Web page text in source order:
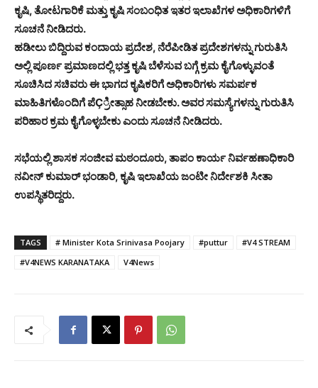
ಕೃಷಿ, ತೋಟಗಾರಿಕೆ ಮತ್ತು ಕೃಷಿ ಸಂಬಂಧಿತ ಇತರ ಇಲಾಖೆಗಳ ಅಧಿಕಾರಿಗಳಿಗೆ
ಸೂಚನೆ ನೀಡಿದರು.
ಹಡೀಲು ಬಿದ್ದಿರುವ ಕಂದಾಯ ಪ್ರದೇಶ, ನೆರೆಪೀಡಿತ ಪ್ರದೇಶಗಳನ್ನು ಗುರುತಿಸಿ
ಅಲ್ಲಿ ಪೂರ್ಣ ಪ್ರಮಾಣದಲ್ಲಿ ಭತ್ತ ಕೃಷಿ ಬೆಳೆಸುವ ಬಗ್ಗೆ ಕ್ರಮ ಕೈಗೊಳ್ಳುವಂತೆ
ಸೂಚಿಸಿದ ಸಚಿವರು ಈ ಭಾಗದ ಕೃಷಿಕರಿಗೆ ಅಧಿಕಾರಿಗಳು ಸಮರ್ಪಕ
ಮಾಹಿತಿಗಳೊಂದಿಗೆ ಪೆÇ್ರೀತ್ಸಾಹ ನೀಡಬೇಕು. ಅವರ ಸಮಸ್ಯೆಗಳನ್ನು ಗುರುತಿಸಿ
ಪರಿಹಾರ ಕ್ರಮ ಕೈಗೊಳ್ಳಬೇಕು ಎಂದು ಸೂಚನೆ ನೀಡಿದರು.
ಸಭೆಯಲ್ಲಿ ಶಾಸಕ ಸಂಜೀವ ಮಠಂದೂರು, ತಾಪಂ ಕಾರ್ಯ ನಿರ್ವಹಣಾಧಿಕಾರಿ
ನವೀನ್ ಕುಮಾರ್ ಭಂಡಾರಿ, ಕೃಷಿ ಇಲಾಖೆಯ ಜಂಟೀ ನಿರ್ದೇಶಕಿ ಸೀತಾ
ಉಪಸ್ಥಿತರಿದ್ದರು.
TAGS # Minister Kota Srinivasa Poojary #puttur
#V4 STREAM
#V4NEWS KARANATAKA
V4News